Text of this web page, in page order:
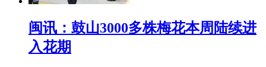
闽讯：鼓山3000多株梅花本周陆续进
入花期